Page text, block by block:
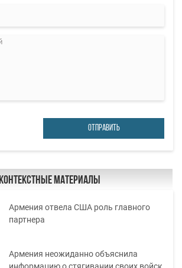
ОТПРАВИТЬ
Контекстные материалы
Армения отвела США роль главного
партнера
Армения неожиданно объяснила